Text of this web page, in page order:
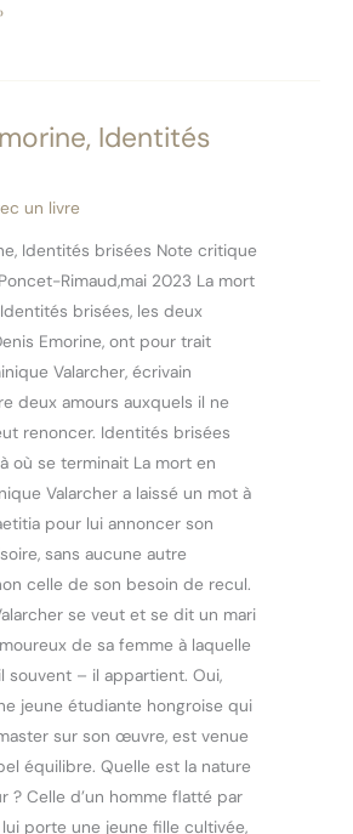
Identités
un livre
Identités brisées Note critique
Rimaud,mai 2023 La mort
brisées, les deux
Emorine, ont pour trait
Valarcher, écrivain
deux amours auxquels il ne
renoncer. Identités brisées
où se terminait La mort en
Valarcher a laissé un mot à
pour lui annoncer son
sans aucune autre
celle de son besoin de recul.
se veut et se dit un mari
de sa femme à laquelle
– il appartient. Oui,
jeune étudiante hongroise qui
sur son œuvre, est venue
équilibre. Quelle est la nature
? Celle d’un homme flatté par
porte une jeune fille cultivée,